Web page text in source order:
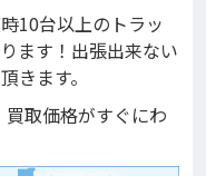
10台以上のトラッ
ます！出張出来ない
きます。
取価格がすぐにわ